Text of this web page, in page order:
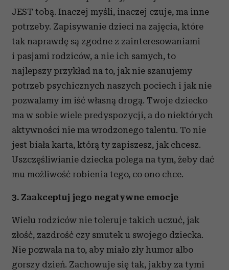
JEST tobą. Inaczej myśli, inaczej czuje, ma inne
potrzeby. Zapisywanie dzieci na zajęcia, które
tak naprawdę są zgodne z zainteresowaniami
i pasjami rodziców, a nie ich samych, to
najlepszy przykład na to, jak nie szanujemy
potrzeb psychicznych naszych pociech i jak nie
pozwalamy im iść własną drogą. Twoje dziecko
ma w sobie wiele predyspozycji, a do niektórych
aktywności nie ma wrodzonego talentu. To nie
jest biała karta, którą ty zapiszesz, jak chcesz.
Uszczęśliwianie dziecka polega na tym, żeby dać
mu możliwość robienia tego, co ono chce.
3. Zaakceptuj jego negatywne emocje
Wielu rodziców nie toleruje takich uczuć, jak
złość, zazdrość czy smutek u swojego dziecka.
Nie pozwala na to, aby miało zły humor albo
gorszy dzień. Zachowuje się tak, jakby za tymi